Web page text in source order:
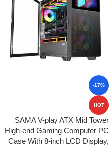
-17%
HOT
SAMA V-play ATX Mid Tower
High-end Gaming Computer PC
Case With 8-inch LCD Display,